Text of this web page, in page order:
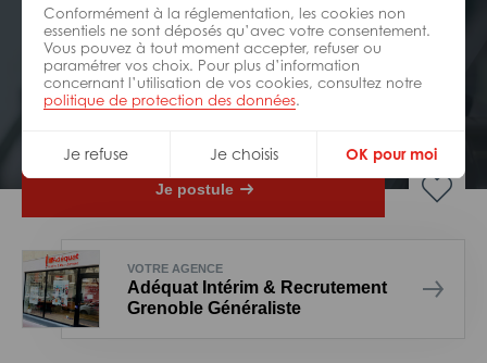
Conformément à la réglementation, les cookies non
essentiels ne sont déposés qu’avec votre consentement.
Vous pouvez à tout moment accepter, refuser ou
paramétrer vos choix. Pour plus d’information
concernant l’utilisation de vos cookies, consultez notre
politique de protection des données.
Je refuse Je choisis OK pour moi
Réf : 0MH-320469
Opérateur logistique H/F
Interim Grenoble
Je postule
VOTRE AGENCE
Adéquat Intérim & Recrutement
Grenoble Généraliste